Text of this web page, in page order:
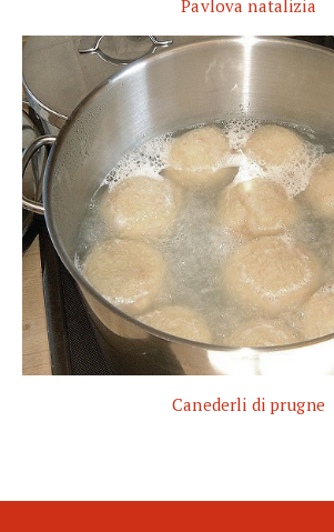
Pavlova natalizia
Canederli di prugne